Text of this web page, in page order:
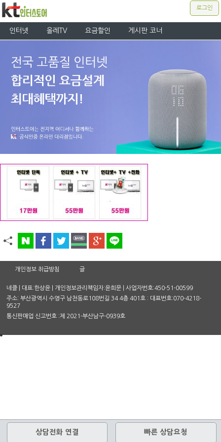
로그인
인터넷 올레TV 요금할인 게시판 코너
개인정보 취급방침 글
네클 | 대표:한상윤 | 개인정보관리책임자:윤희문 | 사업자번호:450-51-00599
주소: 부산광역시 수영구 남천동로108번길 34 4층 401호 : 대표번호:070-4218-
9527
통신판매업 신고번호 :제 2021-부산남구-0939호
상담전화 연결 빠른 상담요청